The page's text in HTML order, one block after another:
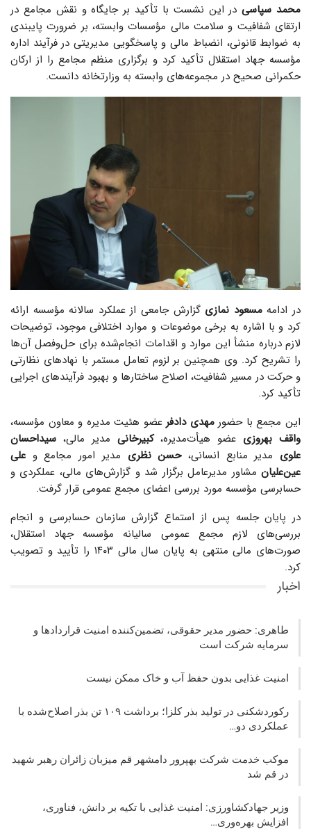
محمد سپاسیدر این نشست با تأکید بر جایگاه و نقش مجامع در
ارتقای شفافیت و سلامت مالی مؤسسات وابسته، بر ضرورت پایبندی
به ضوابط قانونی، انضباط مالی و پاسخگویی مدیریتی در فرآیند اداره
مؤسسه جهاد استقلال تأکید کرد و برگزاری منظم مجامع را از ارکان
حکمرانی صحیح در مجموعه‌های وابسته به وزارتخانه دانست.
در ادامهمسعود نمازی گزارش جامعی از عملکرد سالانه مؤسسه ارائه
کرد و با اشاره به برخی موضوعات و موارد اختلافی موجود، توضیحات
لازم درباره منشأ این موارد و اقدامات انجام‌شده برای حل‌وفصل آن‌ها
را تشریح کرد. وی همچنین بر لزوم تعامل مستمر با نهادهای نظارتی
و حرکت در مسیر شفافیت، اصلاح ساختارها و بهبود فرآیندهای اجرایی
تأکید کرد.
این مجمع با حضورمهدی دادفرعضو هئیت مدیره و معاون مؤسسه،
واقف بهروزی عضو هیأت‌مدیره،کبیرخانی مدیر مالی، سیداحسان
علوی مدیر منابع انسانی،حسن نظری مدیر امور مجامع و علی
عین‌علیان مشاور مدیرعامل برگزار شد و گزارش‌های مالی، عملکردی و
حسابرسی مؤسسه مورد بررسی اعضای مجمع عمومی قرار گرفت.
در پایان جلسه پس از استماع گزارش سازمان حسابرسی و انجام
بررسی‌های لازم مجمع عمومی سالیانه مؤسسه جهاد استقلال،
صورت‌های مالی منتهی به پایان سال مالی ۱۴۰۳ را تأیید و تصویب
کرد.
اخبار
طاهری: حضور مدیر حقوقی، تضمین‌کننده امنیت قراردادها و
سرمایه شرکت‌ است
امنیت غذایی بدون حفظ آب و خاک ممکن نیست
رکوردشکنی در تولید بذر کلزا؛ برداشت ۱۰۹ تن بذر اصلاح‌شده با
عملکردی دو…
موکب خدمت شرکت بهپرور دامشهر قم میزبان زائران رهبر شهید
در قم شد
وزیر جهادکشاورزی: امنیت غذایی با تکیه بر دانش، فناوری،
افزایش بهره‌وری…